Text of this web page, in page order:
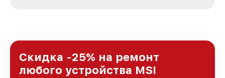
и лояльности наших клиентов.
Скидка -25% на ремонт
любого устройства MSI